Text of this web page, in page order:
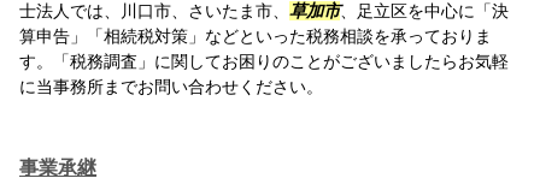
士法人では、川口市、さいたま市、 草加市、足立区を中心に「決
算申告」「相続税対策」などといった税務相談を承っておりま
す。「税務調査」に関してお困りのことがございましたらお気軽
に当事務所までお問い合わせください。
事業承継